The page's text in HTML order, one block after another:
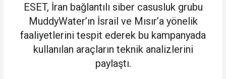
ESET, İran bağlantılı siber casusluk grubu
MuddyWater’ın İsrail ve Mısır’a yönelik
faaliyetlerini tespit ederek bu kampanyada
kullanılan araçların teknik analizlerini
paylaştı.